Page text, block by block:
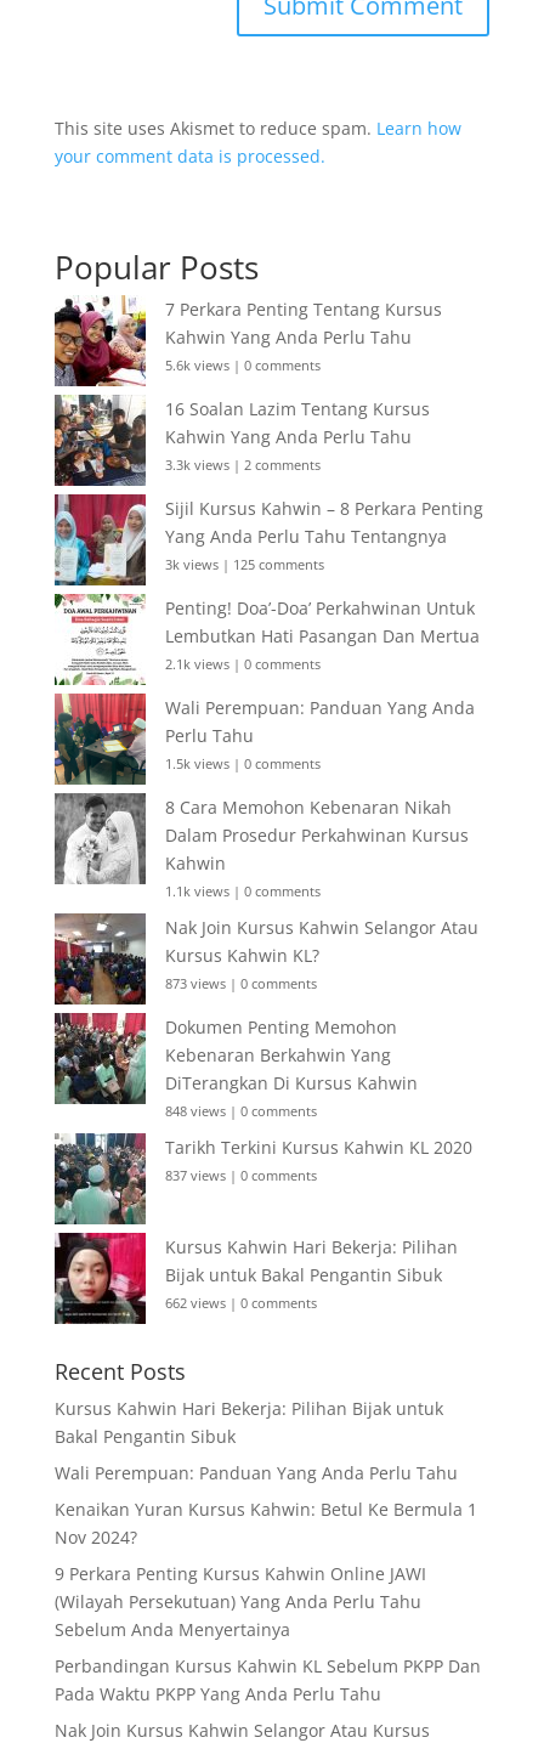
This site uses Akismet to reduce spam. Learn how
your comment data is processed.
Popular Posts
7 Perkara Penting Tentang Kursus
Kahwin Yang Anda Perlu Tahu
5.6k views| 0 comments
16 Soalan Lazim Tentang Kursus
Kahwin Yang Anda Perlu Tahu
3.3k views| 2 comments
Sijil Kursus Kahwin – 8 Perkara Penting
Yang Anda Perlu Tahu Tentangnya
3k views| 125 comments
Penting! Doa’-Doa’ Perkahwinan Untuk
Lembutkan Hati Pasangan Dan Mertua
2.1k views| 0 comments
Wali Perempuan: Panduan Yang Anda
Perlu Tahu
1.5k views| 0 comments
8 Cara Memohon Kebenaran Nikah
Dalam Prosedur Perkahwinan Kursus
Kahwin
1.1k views| 0 comments
Nak Join Kursus Kahwin Selangor Atau
Kursus Kahwin KL?
873 views| 0 comments
Dokumen Penting Memohon
Kebenaran Berkahwin Yang
DiTerangkan Di Kursus Kahwin
848 views| 0 comments
Tarikh Terkini Kursus Kahwin KL 2020
837 views| 0 comments
Kursus Kahwin Hari Bekerja: Pilihan
Bijak untuk Bakal Pengantin Sibuk
662 views| 0 comments
Recent Posts
Kursus Kahwin Hari Bekerja: Pilihan Bijak untuk
Bakal Pengantin Sibuk
Wali Perempuan: Panduan Yang Anda Perlu Tahu
Kenaikan Yuran Kursus Kahwin: Betul Ke Bermula 1
Nov 2024?
9 Perkara Penting Kursus Kahwin Online JAWI
(Wilayah Persekutuan) Yang Anda Perlu Tahu
Sebelum Anda Menyertainya
Perbandingan Kursus Kahwin KL Sebelum PKPP Dan
Pada Waktu PKPP Yang Anda Perlu Tahu
Nak Join Kursus Kahwin Selangor Atau Kursus